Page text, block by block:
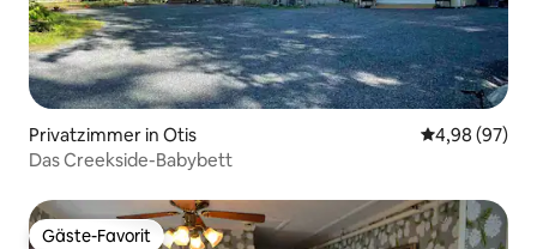
Privatzimmer in Otis
4,98 (97)
Das Creekside-Babybett
Gäste-Favorit